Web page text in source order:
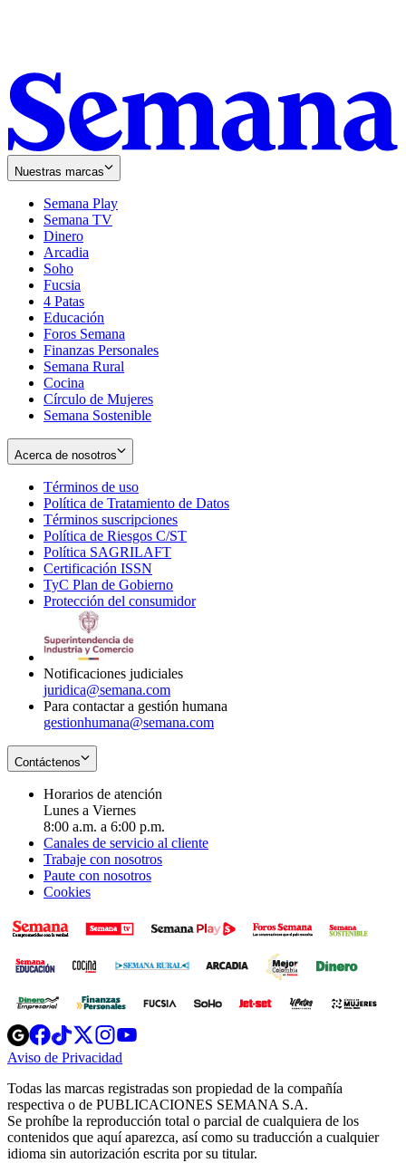
Nuestras marcas
Semana Play
Semana TV
Dinero
Arcadia
Soho
in
new
window
Fucsia
in
new
window
4 Patas
Educación
Foros Semana
Finanzas Personales
Semana Rural
Cocina
Círculo de Mujeres
Semana Sostenible
Acerca de nosotros
Términos de uso
in
new
window
Política de Tratamiento de Datos
Términos suscripciones
in
Política de Riesgos C/ST
Política SAGRILAFT
new
window
Certificación ISSN
in
new
TyC Plan de Gobierno
in
Protección del consumidorOpens
Notificaciones judiciales
juridica@semana.com
Para contactar a gestión humana
gestionhumana@semana.com
Contáctenos
Horarios de atención
Lunes a Viernes
8:00 a.m. a 6:00 p.m.
Canales de servicio al cliente
Trabaje con nosotros
Paute con nosotros
Cookies
Opens
in
new
Opens
in
new
Opens
in
new
window
Opens
new
windowwindow
Aviso de Privacidad
new
window
Todas las marcas registradas son propiedad de la compañía
respectiva o de PUBLICACIONES SEMANA S.A.
Se prohíbe la reproducción total o parcial de cualquiera de los
contenidos que aquí aparezca, así como su traducción a cualquier
idioma sin autorización escrita por su titular.